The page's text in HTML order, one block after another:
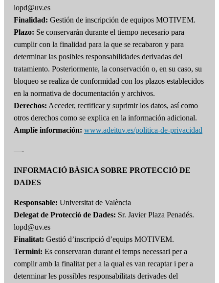
lopd@uv.es
Finalidad: Gestión de inscripción de equipos MOTIVEM.
Plazo: Se conservarán durante el tiempo necesario para
cumplir con la finalidad para la que se recabaron y para
determinar las posibles responsabilidades derivadas del
tratamiento. Posteriormente, la conservación o, en su caso, su
bloqueo se realiza de conformidad con los plazos establecidos
en la normativa de documentación y archivos.
Derechos: Acceder, rectificar y suprimir los datos, así como
otros derechos como se explica en la información adicional.
Amplíe información: www.adeituv.es/politica-de-privacidad
—-
INFORMACIÓ BÀSICA SOBRE PROTECCIÓ DE
DADES
Responsable: Universitat de València
Delegat de Protecció de Dades: Sr. Javier Plaza Penadés.
lopd@uv.es
Finalitat: Gestió d’inscripció d’equips MOTIVEM.
Termini: Es conservaran durant el temps necessari per a
complir amb la finalitat per a la qual es van recaptar i per a
determinar les possibles responsabilitats derivades del